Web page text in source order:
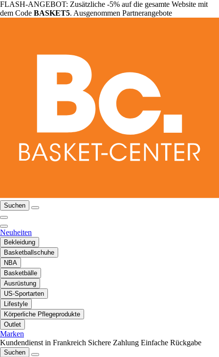
FLASH-ANGEBOT: Zusätzliche -5% auf die gesamte Website mit
dem Code BASKET5. Ausgenommen Partnerangebote
Suchen
Neuheiten
Bekleidung
Basketballschuhe
NBA
Basketbälle
Ausrüstung
US-Sportarten
Lifestyle
Körperliche Pflegeprodukte
Outlet
Marken
Kundendienst in Frankreich Sichere Zahlung Einfache Rückgabe
Suchen